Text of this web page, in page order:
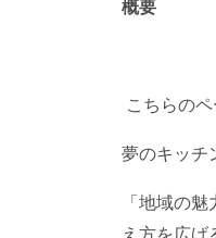
概要
こちらの
夢のキッチ
「地域の
え方を広げ